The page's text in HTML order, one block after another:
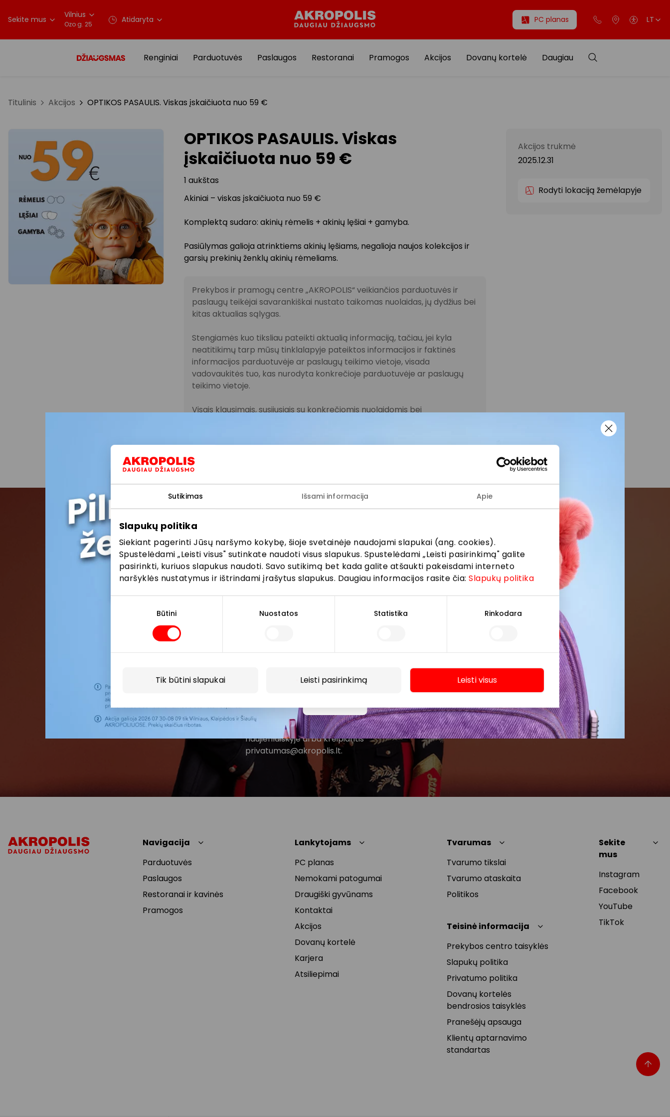
Sutikimas Išsami informacija Apie
Slapukų politika
Siekiant pagerinti Jūsų naršymo kokybę, šioje svetainėje naudojami slapukai (ang. cookies).
Spustelėdami „Leisti visus" sutinkate naudoti visus slapukus. Spustelėdami „Leisti pasirinkimą" galite
pasirinkti, kuriuos slapukus naudoti. Savo sutikimą bet kada galite atšaukti pakeisdami interneto
naršyklės nustatymus ir ištrindami įrašytus slapukus. Daugiau informacijos rasite čia:Slapukų politika
Būtini Nuostatos Statistika Rinkodara
Tik būtini slapukai Leisti pasirinkimą Leisti visus
Sekite mus Vilnius
Ozo g. 25 Atidaryta PC planas LT
Renginiai Parduotuvės Paslaugos Restoranai Pramogos Akcijos Dovanų kortelė Daugiau
Titulinis Akcijos OPTIKOS PASAULIS. Viskas įskaičiuota nuo 59 €
OPTIKOS PASAULIS. Viskas
įskaičiuota nuo 59 €
1 aukštas
Akiniai – viskas įskaičiuota nuo 59 €
Komplektą sudaro: akinių rėmelis + akinių lęšiai + gamyba.
Pasiūlymas galioja atrinktiems akinių lęšiams, negalioja naujos kolekcijos ir
garsių prekinių ženklų akinių rėmeliams.
Prekybos ir pramogų centre „AKROPOLIS“ veikiančios parduotuvės ir
paslaugų teikėjai savarankiškai nustato taikomas nuolaidas, jų dydžius bei
kitas aktualias sąlygas.
Stengiamės kuo tiksliau pateikti aktualią informaciją, tačiau, jei kyla
neatitikimų tarp mūsų tinklalapyje pateiktos informacijos ir faktinės
informacijos parduotuvėje ar paslaugų teikimo vietoje, visada
vadovaukitės tuo, kas nurodyta konkrečioje parduotuvėje ar paslaugų
teikimo vietoje.
Visais klausimais, susijusiais su konkrečiomis nuolaidomis bei
Akcijos trukmė
2025.12.31
Rodyti lokaciją žemėlapyje
Prisijunkite prie mūsų bendruomenės
Pirmieji sužinokite apie geriausius pasiūlymus, renginius ir naujausią informaciją iš
AKROPOLIS prekybos centro.
Spustelėdamas „Prenumeruoti“ sutinki gauti PPC
AKROPOLIS naujienas. Dėl to AKROPOLIS GROUP,
siuntimo tikslu. Sutikimą galėsi bet kuriuo metu
atšaukti, spaudžiant nuorodą gautame
naujienlaiškyje arba kreipiantis
privatumas@akropolis.lt.
Navigacija
Parduotuvės
Paslaugos
Restoranai ir kavinės
Pramogos
Lankytojams
PC planas
Nemokami patogumai
Draugiški gyvūnams
Kontaktai
Akcijos
Dovanų kortelė
Karjera
Atsiliepimai
Tvarumas
Tvarumo tikslai
Tvarumo ataskaita
Politikos
Teisinė informacija
Prekybos centro taisyklės
Slapukų politika
Privatumo politika
Dovanų kortelės
bendrosios taisyklės
Pranešėjų apsauga
Klientų aptarnavimo
standartas
Sekite
mus
Instagram
Facebook
YouTube
TikTok